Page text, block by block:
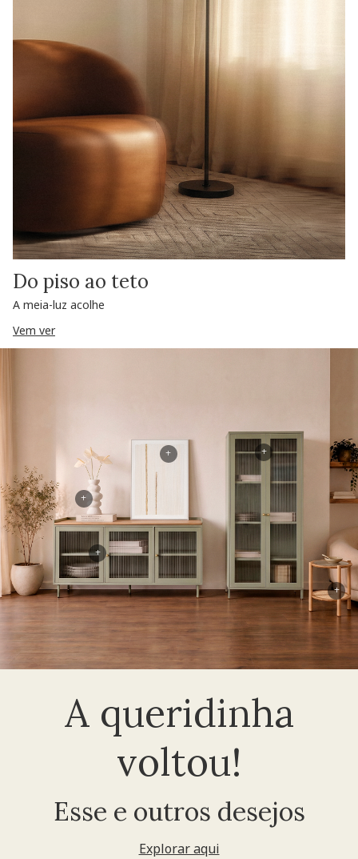
Do piso ao teto
A meia-luz acolhe
Vem ver
A queridinha
voltou!
Esse e outros desejos
Explorar aqui
+
+
+
+
+